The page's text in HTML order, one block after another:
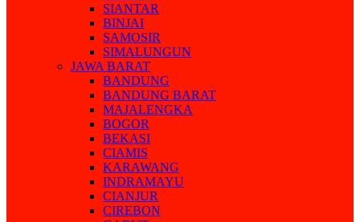
SIANTAR
BINJAI
SAMOSIR
SIMALUNGUN
JAWA BARAT
BANDUNG
BANDUNG BARAT
MAJALENGKA
BOGOR
BEKASI
CIAMIS
KARAWANG
INDRAMAYU
CIANJUR
CIREBON